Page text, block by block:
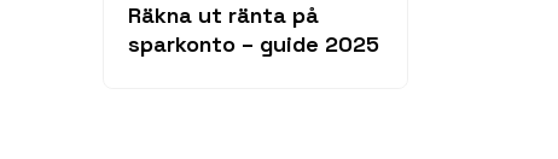
Räkna ut ränta på
sparkonto – guide 2025